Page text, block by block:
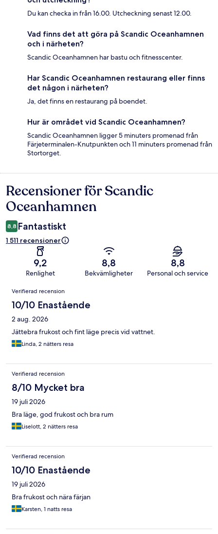
Du kan checka in från 16.00. Utcheckning senast 12.00.
Vad finns det att göra på Scandic Oceanhamnen
och i närheten?
Scandic Oceanhamnen har bastu och fitnesscenter.
Har Scandic Oceanhamnen restaurang eller finns
det någon i närheten?
Ja, det finns en restaurang på boendet.
Hur är området vid Scandic Oceanhamnen?
Scandic Oceanhamnen ligger 5 minuters promenad från
Färjeterminalen-Knutpunkten och 11 minuters promenad från
Stortorget.
Recensioner
Recensioner för Scandic
Oceanhamnen
8,8 Fantastiskt
1 511 recensioner
9,2
Renlighet
8,8
Bekvämligheter
8,8
Personal och service
Recensioner
Verifierad recension
10/10 Enastående
2 aug. 2026
Jättebra frukost och fint läge precis vid vattnet.
Linda, 2 nätters resa
Verifierad recension
8/10 Mycket bra
19 juli 2026
Bra läge, god frukost och bra rum
Liselott, 2 nätters resa
Verifierad recension
10/10 Enastående
19 juli 2026
Bra frukost och nära färjan
Karsten, 1 natts resa